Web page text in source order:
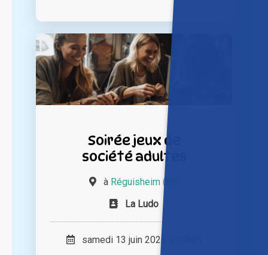
Soirée jeux de
société adultes
à Réguisheim (68)
La Ludo
samedi 13 juin 2026 à 20h00